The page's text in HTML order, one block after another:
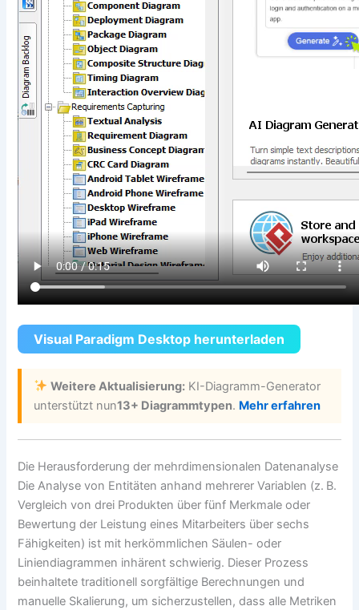
Visual Paradigm Desktop herunterladen
Weitere Aktualisierung: KI-Diagramm-Generator
unterstützt nun13+ Diagrammtypen. Mehr erfahren
Die Herausforderung der mehrdimensionalen Datenanalyse
Die Analyse von Entitäten anhand mehrerer Variablen (z. B.
Vergleich von drei Produkten über fünf Merkmale oder
Bewertung der Leistung eines Mitarbeiters über sechs
Fähigkeiten) ist mit herkömmlichen Säulen- oder
Liniendiagrammen inhärent schwierig. Dieser Prozess
beinhaltete traditionell sorgfältige Berechnungen und
manuelle Skalierung, um sicherzustellen, dass alle Metriken